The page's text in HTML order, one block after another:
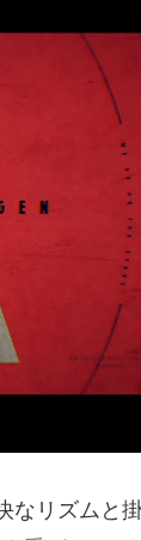
なリズムと